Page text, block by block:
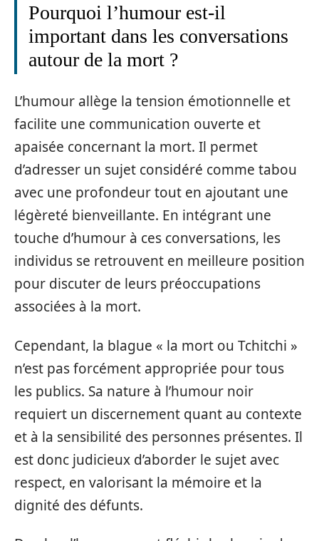
Pourquoi l’humour est-il
important dans les conversations
autour de la mort ?
L’humour allège la tension émotionnelle et
facilite une communication ouverte et
apaisée concernant la mort. Il permet
d’adresser un sujet considéré comme tabou
avec une profondeur tout en ajoutant une
légèreté bienveillante. En intégrant une
touche d’humour à ces conversations, les
individus se retrouvent en meilleure position
pour discuter de leurs préoccupations
associées à la mort.
Cependant, la blague « la mort ou Tchitchi »
n’est pas forcément appropriée pour tous
les publics. Sa nature à l’humour noir
requiert un discernement quant au contexte
et à la sensibilité des personnes présentes. Il
est donc judicieux d’aborder le sujet avec
respect, en valorisant la mémoire et la
dignité des défunts.